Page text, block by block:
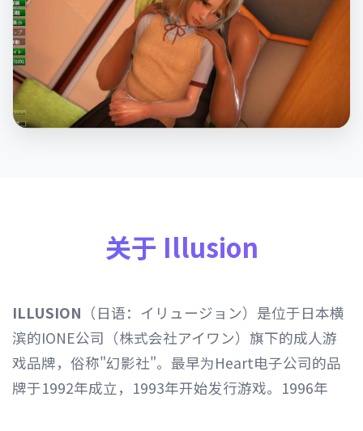
关于 Illusion
ILLUSION （日语：イリュージョン）是位于日本横
滨的IONE公司（株式会社アイワン）旗下的成人游
戏品牌，俗称"幻影社"。最早为Heart电子公司的品
牌于1992年成立，1993年开始发行游戏。1996年